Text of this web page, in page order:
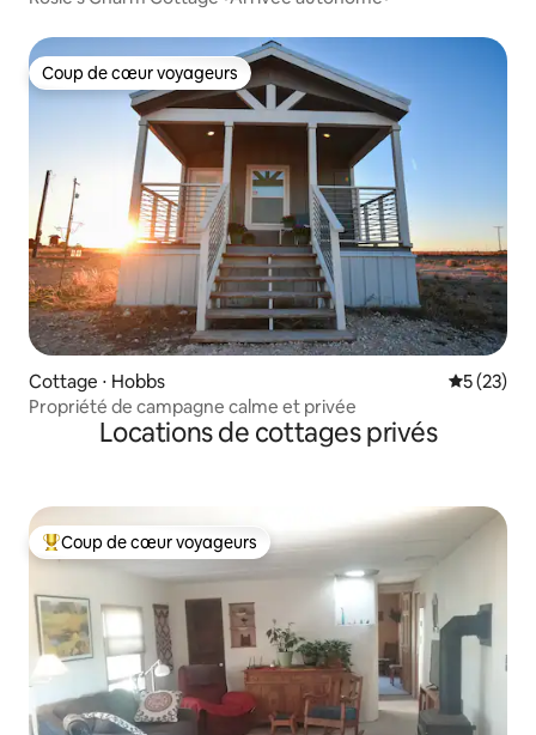
Coup de cœur voyageurs
Coup de cœur voyageurs
Cottage ⋅ Hobbs
5 (23)
Propriété de campagne calme et privée
Locations de cottages privés
Coups de cœur voyageurs les plus appréciés
Coup de cœur voyageurs